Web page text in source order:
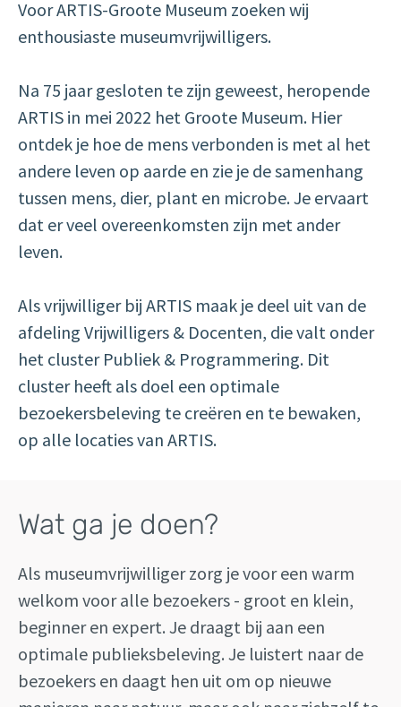
Voor ARTIS-Groote Museum zoeken wij
enthousiaste museumvrijwilligers.
Na 75 jaar gesloten te zijn geweest, heropende
ARTIS in mei 2022 het Groote Museum. Hier
ontdek je hoe de mens verbonden is met al het
andere leven op aarde en zie je de samenhang
tussen mens, dier, plant en microbe. Je ervaart
dat er veel overeenkomsten zijn met ander
leven.
Als vrijwilliger bij ARTIS maak je deel uit van de
afdeling Vrijwilligers & Docenten, die valt onder
het cluster Publiek & Programmering. Dit
cluster heeft als doel een optimale
bezoekersbeleving te creëren en te bewaken,
op alle locaties van ARTIS.
Wat ga je doen?
Als museumvrijwilliger zorg je voor een warm
welkom voor alle bezoekers - groot en klein,
beginner en expert. Je draagt bij aan een
optimale publieksbeleving. Je luistert naar de
bezoekers en daagt hen uit om op nieuwe